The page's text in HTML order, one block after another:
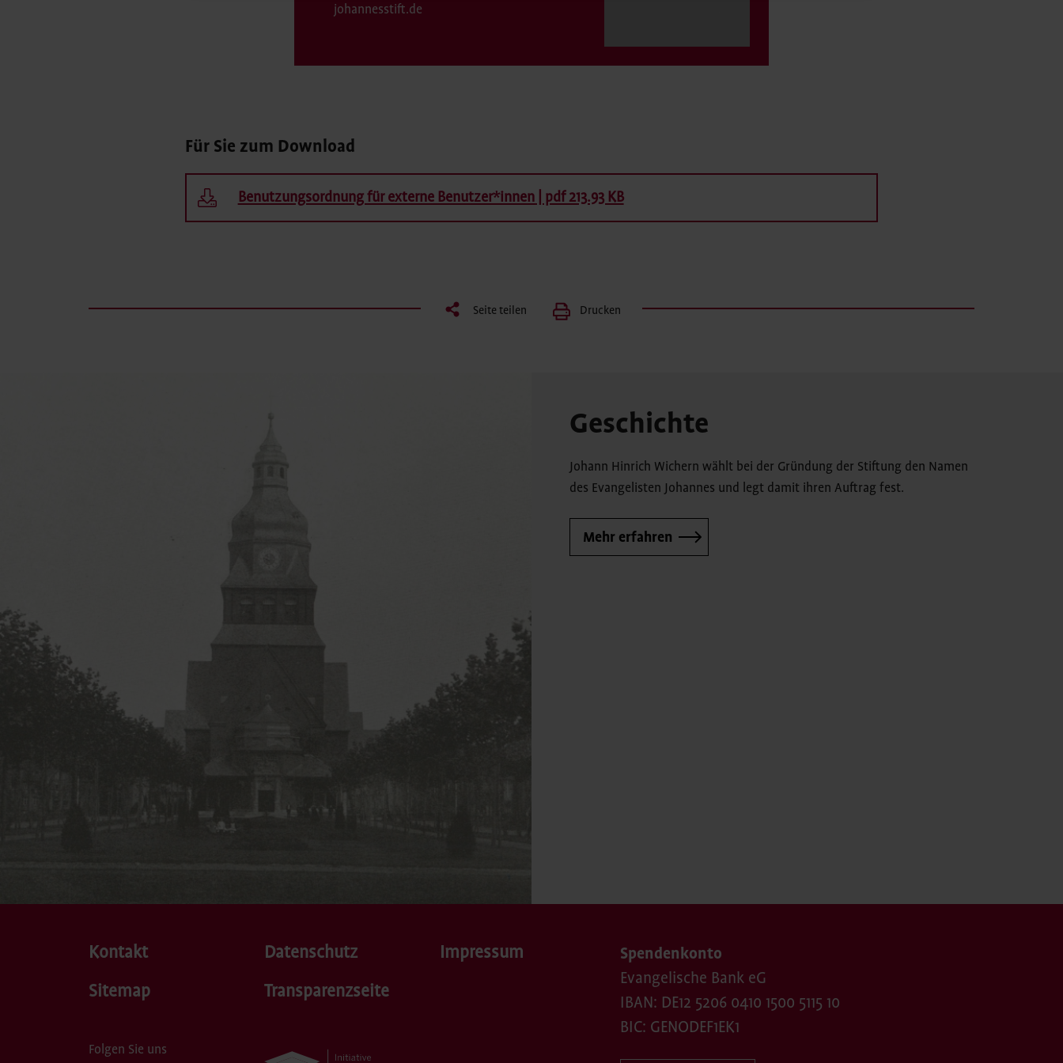
johannesstift.de
Für Sie zum Download
Benutzungsordnung für externe Benutzer*innen | pdf 213.93 KB
Seite teilen Drucken
Geschichte
Johann Hinrich Wichern wählt bei der Gründung der Stiftung den Namen
des Evangelisten Johannes und legt damit ihren Auftrag fest.
Mehr erfahren
Kontakt Datenschutz Impressum
Sitemap Transparenzseite
Folgen Sie uns
Spendenkonto
Evangelische Bank eG
IBAN: DE12 5206 0410 1500 5115 10
BIC: GENODEF1EK1